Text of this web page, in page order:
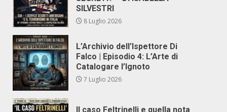
SILVESTRI
8 Luglio 2026
L’Archivio dell’Ispettore Di
Falco | Episodio 4: L’Arte di
Catalogare l’Ignoto
7 Luglio 2026
Il caso Feltrinelli e quella nota